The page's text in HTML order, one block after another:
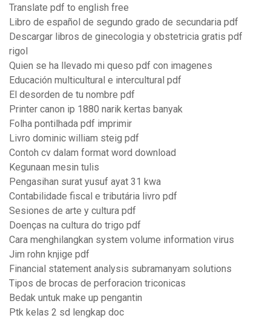
Translate pdf to english free
Libro de español de segundo grado de secundaria pdf
Descargar libros de ginecologia y obstetricia gratis pdf
rigol
Quien se ha llevado mi queso pdf con imagenes
Educación multicultural e intercultural pdf
El desorden de tu nombre pdf
Printer canon ip 1880 narik kertas banyak
Folha pontilhada pdf imprimir
Livro dominic william steig pdf
Contoh cv dalam format word download
Kegunaan mesin tulis
Pengasihan surat yusuf ayat 31 kwa
Contabilidade fiscal e tributária livro pdf
Sesiones de arte y cultura pdf
Doenças na cultura do trigo pdf
Cara menghilangkan system volume information virus
Jim rohn knjige pdf
Financial statement analysis subramanyam solutions
Tipos de brocas de perforacion triconicas
Bedak untuk make up pengantin
Ptk kelas 2 sd lengkap doc